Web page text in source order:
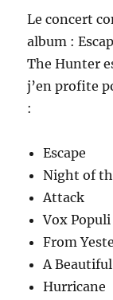
Le concert
album :
The Hunter
j’en profite
:
Escape
Night of
Attack
Vox Populi
From
A
Hurricane